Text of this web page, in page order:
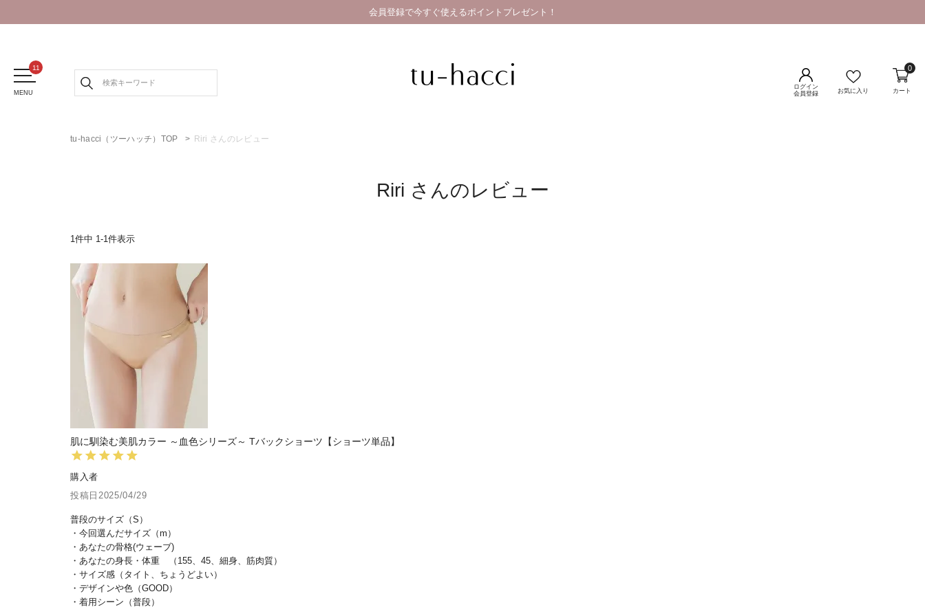
会員登録で今すぐ使えるポイントプレゼント！
MENU
ログイン
会員登録
お気に入り カート
0
tu-hacci（ツーハッチ）TOP Riri さんのレビュー
Riri さんのレビュー
1件中 1-1件表示
肌に馴染む美肌カラー ～血色シリーズ～ Tバックショーツ【ショーツ単品】
購入者
投稿日 2025/04/29
普段のサイズ（S）
・今回選んだサイズ（m）
・あなたの骨格(ウェーブ)
・あなたの身長・体重　（155、45、細身、筋肉質）
・サイズ感（タイト、ちょうどよい）
・デザインや色（GOOD）
・着用シーン（普段）